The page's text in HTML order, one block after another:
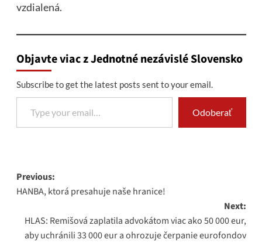
vzdialená.
Objavte viac z Jednotné nezávislé Slovensko
Subscribe to get the latest posts sent to your email.
Type your email…
Odoberať
Post
navigation
Previous:
HANBA, ktorá presahuje naše hranice!
Next:
HLAS: Remišová zaplatila advokátom viac ako 50 000 eur,
aby uchránili 33 000 eur a ohrozuje čerpanie eurofondov